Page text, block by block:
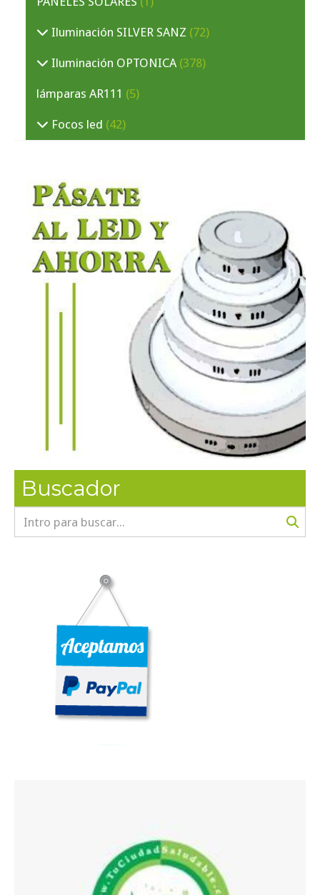
Iluminación SILVER SANZ (72)
Iluminación OPTONICA (378)
lámparas AR111 (5)
Focos led (42)
Buscador